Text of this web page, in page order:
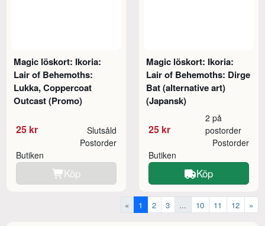
Magic löskort: Ikoria:
Lair of Behemoths:
Lukka, Coppercoat
Outcast (Promo)
25 kr Slutsåld
Butiken
Postorder
Köp
Magic löskort: Ikoria:
Lair of Behemoths: Dirge
Bat (alternative art)
(Japansk)
25 kr
2 på
postorder
Butiken
Postorder
Köp
« 1 2 3 ... 10 11 12 »